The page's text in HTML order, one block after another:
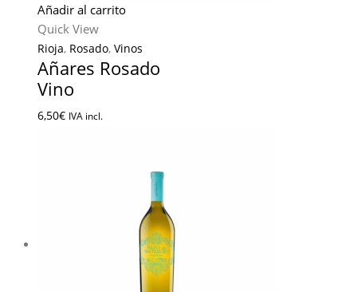
Añadir al carrito
Quick View
Rioja, Rosado, Vinos
Añares Rosado
Vino
6,50€ IVA incl.